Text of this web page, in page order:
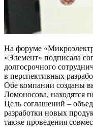
На форуме
«Элемент» подписала
долгосрочного
в перспективных
Обе компании созданы
Ломоносова, находятся
Цель соглашений –
разработки новых
также проведения